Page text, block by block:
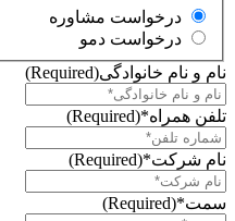
درخواست مشاوره
درخواست دمو
نام و نام خانوادگی(Required)
تلفن همراه*(Required)
نام شرکت*(Required)
سمت*(Required)